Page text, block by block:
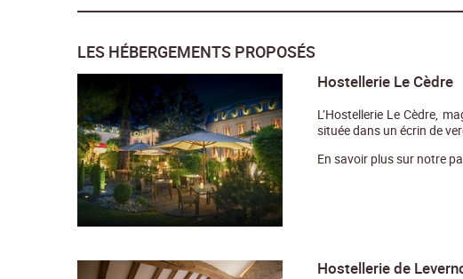
LES HÉBERGEMENTS PROPOSÉS
Hostellerie Le Cèdre
L’Hostellerie Le Cèdre,
située dans un écrin de
En savoir plus sur notre
Hostellerie de